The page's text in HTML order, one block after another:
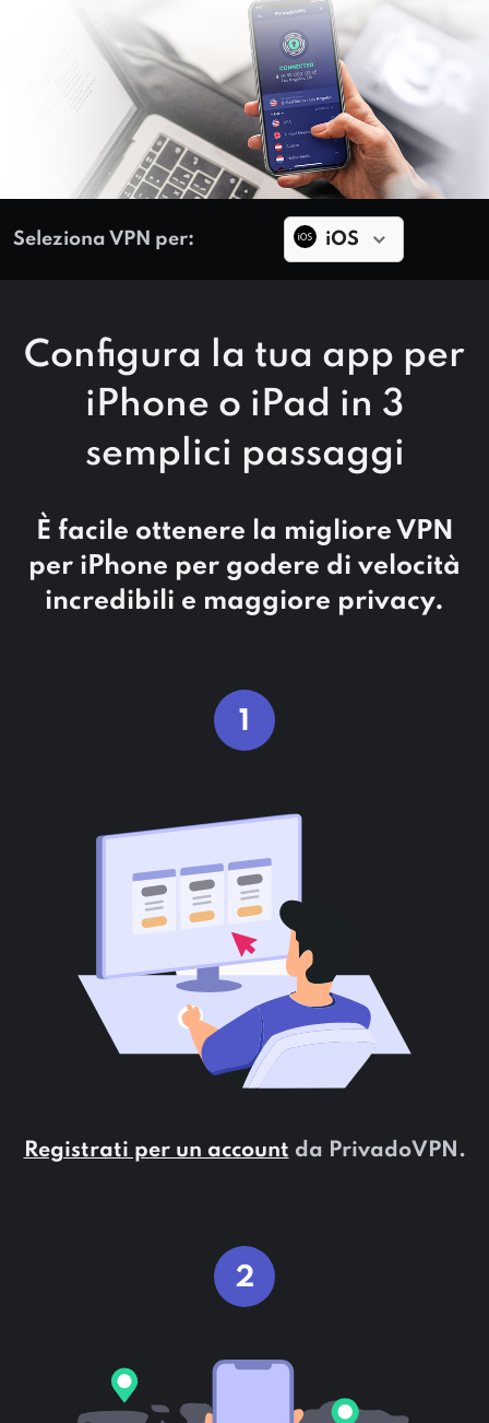
Seleziona VPN per: iOS
Configura la tua app per
iPhone o iPad in 3
semplici passaggi
È facile ottenere la migliore VPN
per iPhone per godere di velocità
incredibili e maggiore privacy.
1
Registrati per un account da PrivadoVPN.
2